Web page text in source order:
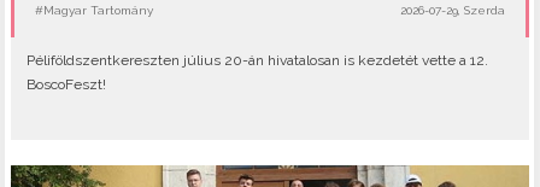
#Magyar Tartomány 2026-07-29, Szerda
Péliföldszentkereszten július 20-án hivatalosan is kezdetét vette a 12.
BoscoFeszt!